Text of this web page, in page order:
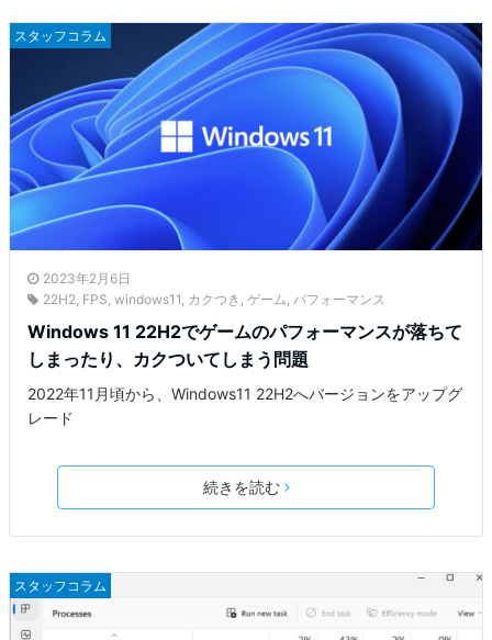
スタッフコラム
2023年2月6日
22H2, FPS, windows11, カクつき , ゲーム, パフォーマンス
Windows 11 22H2でゲームのパフォーマンスが落ちて
しまったり、カクついてしまう問題
2022年11月頃から、Windows11 22H2へバージョンをアップグ
レード
続きを読む
スタッフコラム